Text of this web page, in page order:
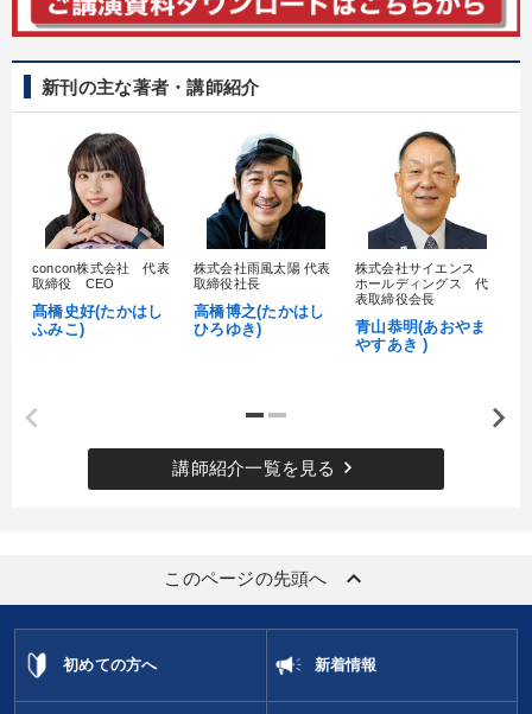
経営リーダーの考え方と戦略を学ぶ
【最新刊】時代を超える経営150の言葉＋社長のスピーチ・話材
集２タイトル
資産戦略 社員が自律的に動き出す組織づくり
企業戦略に学ぶ
目的別
社長の姿勢を学びたい
経営を改善したい
インバウンド 未来先見 新技術 交渉 中村天風
教育
新刊の主な著者・講師紹介
concon株式会社 代表
取締役 CEO
髙橋史好(たかはし
ふみこ)
株式会社雨風太陽 代表
取締役社長
高橋博之(たかはし
ひろゆき)
株式会社サイエンス
ホールディングス 代
表取締役会長
青山恭明(あおやま
やすあき )
講師紹介一覧を見る keyboard_arrow_right
このページの先頭へ keyboard_arrow_up
初めての方へ 新着情報